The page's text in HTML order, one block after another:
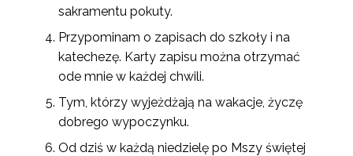
sakramentu pokuty.
Przypominam o zapisach do szkoły i na
katechezę. Karty zapisu można otrzymać
ode mnie w każdej chwili.
Tym, którzy wyjeżdżają na wakacje, życzę
dobrego wypoczynku.
Od dziś w każdą niedzielę po Mszy świętej